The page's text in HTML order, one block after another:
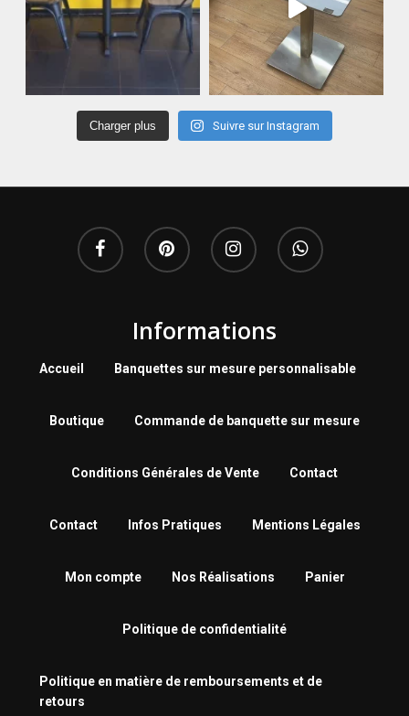
Charger plus Suivre sur Instagram
Informations
Accueil Banquettes sur mesure personnalisable
Boutique Commande de banquette sur mesure
Conditions Générales de Vente Contact
Contact Infos Pratiques Mentions Légales
Mon compte Nos Réalisations Panier
Politique de confidentialité
Politique en matière de remboursements et de
retours